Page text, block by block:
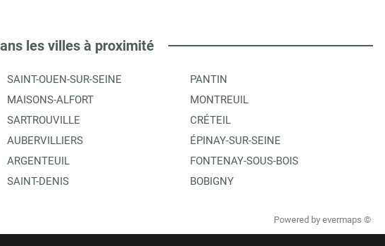
les villes à proximité
SAINT-OUEN-SUR-SEINE
MAISONS-ALFORT
SARTROUVILLE
AUBERVILLIERS
ARGENTEUIL
SAINT-DENIS
PANTIN
MONTREUIL
CRÉTEIL
ÉPINAY-SUR-SEINE
FONTENAY-SOUS-BOIS
BOBIGNY
Powered by evermaps ©